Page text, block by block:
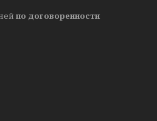
по договоренности